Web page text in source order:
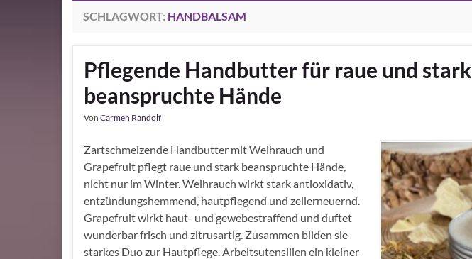
SCHLAGWORT: HANDBALSAM
Pflegende Handbutter für raue und stark
beanspruchte Hände
Von Carmen Randolf
Zartschmelzende Handbutter mit Weihrauch und
Grapefruit pflegt raue und stark beanspruchte Hände,
nicht nur im Winter. Weihrauch wirkt stark antioxidativ,
entzündungshemmend, hautpflegend und zellerneuernd.
Grapefruit wirkt haut- und gewebestraffend und duftet
wunderbar frisch und zitrusartig. Zusammen bilden sie
starkes Duo zur Hautpflege. Arbeitsutensilien ein kleiner